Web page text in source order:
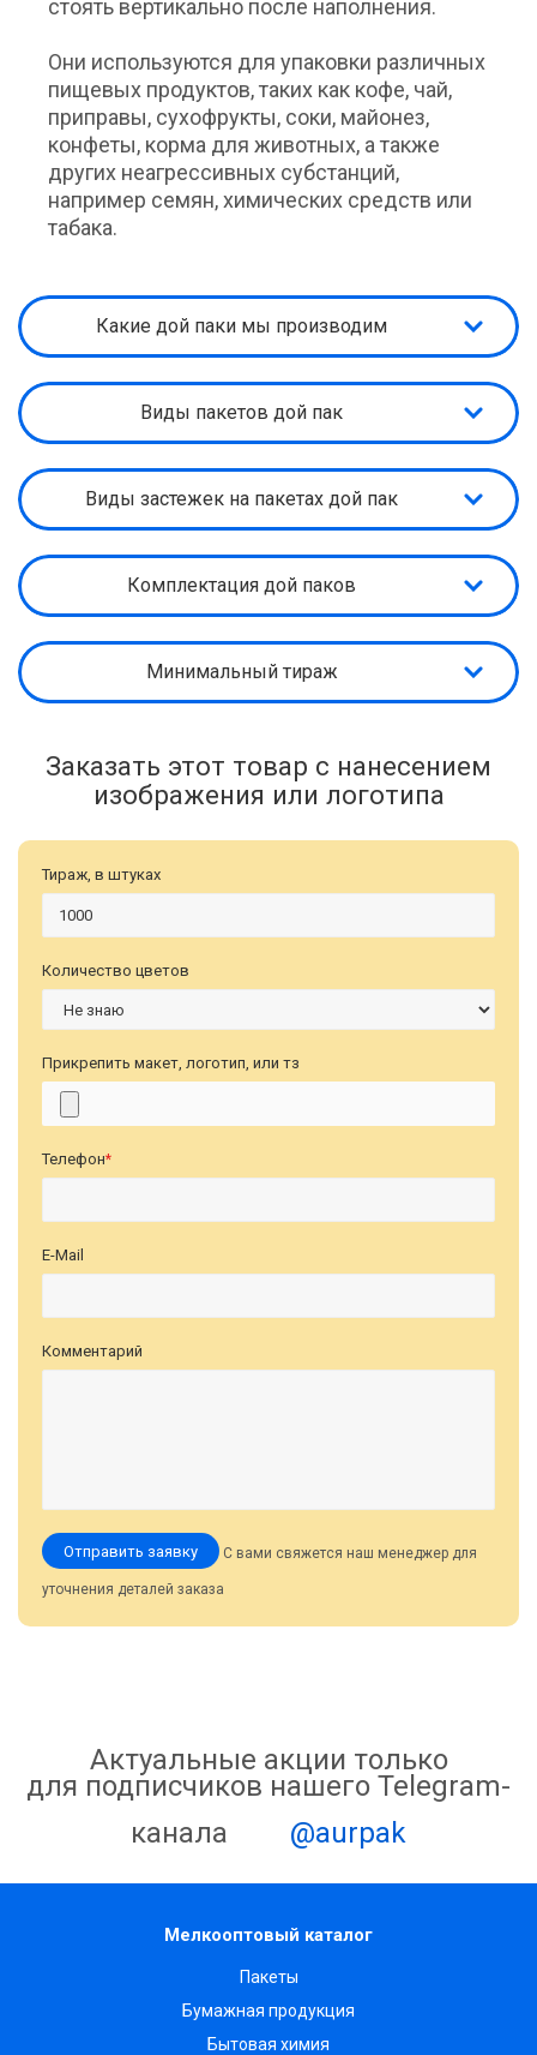
стоять вертикально после наполнения.
Они используются для упаковки различных
пищевых продуктов, таких как кофе, чай,
приправы, сухофрукты, соки, майонез,
конфеты, корма для животных, а также
других неагрессивных субстанций,
например семян, химических средств или
табака.
Какие дой паки мы производим
Виды пакетов дой пак
Виды застежек на пакетах дой пак
Комплектация дой паков
Минимальный тираж
Заказать этот товар с нанесением
изображения или логотипа
Тираж, в штуках
Количество цветов
Прикрепить макет, логотип, или тз
Телефон*
E-Mail
Комментарий
Отправить заявку С вами свяжется наш менеджер для
уточнения деталей заказа
Актуальные акции только
для подписчиков нашего Telegram-
канала
@aurpak
Мелкооптовый каталог
Пакеты
Бумажная продукция
Бытовая химия